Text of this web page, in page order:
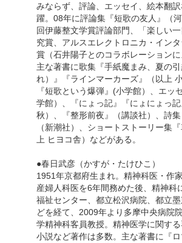
みならず、評論、エッセイ、絵本翻
躍。08年に評論集『短歌の友人』（
回伊藤整文学賞評論部門、「楽しい
究賞、アルスエレクトロニカ・イン
賞（石井陽子とのコラボレーションに
主な著書に歌集『手紙魔まみ、夏の
れ）』『ラインマーカーズ』（以上
『短歌という爆弾』(小学館）、エッ
学館）、『にょっ記』『にょにょっ
秋）、『整形前夜』（講談社）、詩集
（新潮社）、ショートストーリー集
上 ヒヨコ舎）などがある。
●春日武彦（かすが・たけひこ）
1951年京都府生まれ。精神科医・作
産婦人科医を6年間務めた後、精神科
福祉センター、都立松沢病院、都立
どを経て、2009年より多摩中央病院
学精神科客員教授。精神医学に関する
小説など著作は多数。主な著書に『